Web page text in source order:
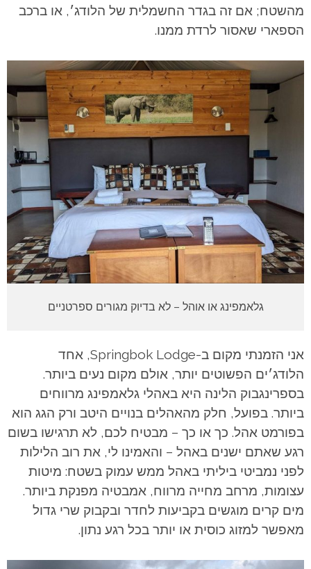
מהשטח; אם זה בגדר החשמלית של הלודג׳, או ברכב
הספארי שאסור לרדת ממנו.
גלאמפינג או אוהל – לא בדיוק מגורים ספרטניים
אני הזמנתי מקום ב-Springbok Lodge, אחד
הלודג׳ים הפשוטים יותר, אולם מקום נעים ביותר.
בספרינגבוק הלינה היא באהלי גלאמפינג מרווחים
ביותר. בפועל, חלק מהאהלים בנויים היטב ורק הגג הוא
בפורמט אהל. כך או כך – מבטיח לכם, לא תרגישו בשום
רגע שאתם ישנים באהל – והאמינו לי, את רוב הלילות
לפני נמביטי ביליתי באהל ממש עמוק בשטח: מיטות
עצומות, מרחב מחייה מרווח, אמבטיה מפנקת ביותר.
מים קרים מוגשים בקביעות לחדר ובקבוק שרי גדול
מאפשר למזוג כוסית או יותר בכל רגע נתון.